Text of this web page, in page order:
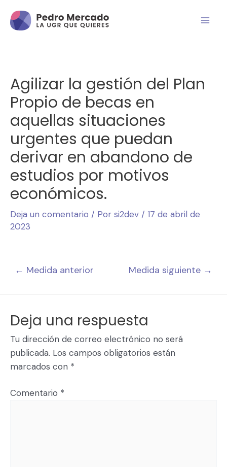
Agilizar la gestión del Plan
Propio de becas en
aquellas situaciones
urgentes que puedan
derivar en abandono de
estudios por motivos
económicos.
Deja un comentario / Por si2dev / 17 de abril de
2023
← Medida anterior Medida siguiente →
Deja una respuesta
Tu dirección de correo electrónico no será
publicada. Los campos obligatorios están
marcados con *
Comentario *